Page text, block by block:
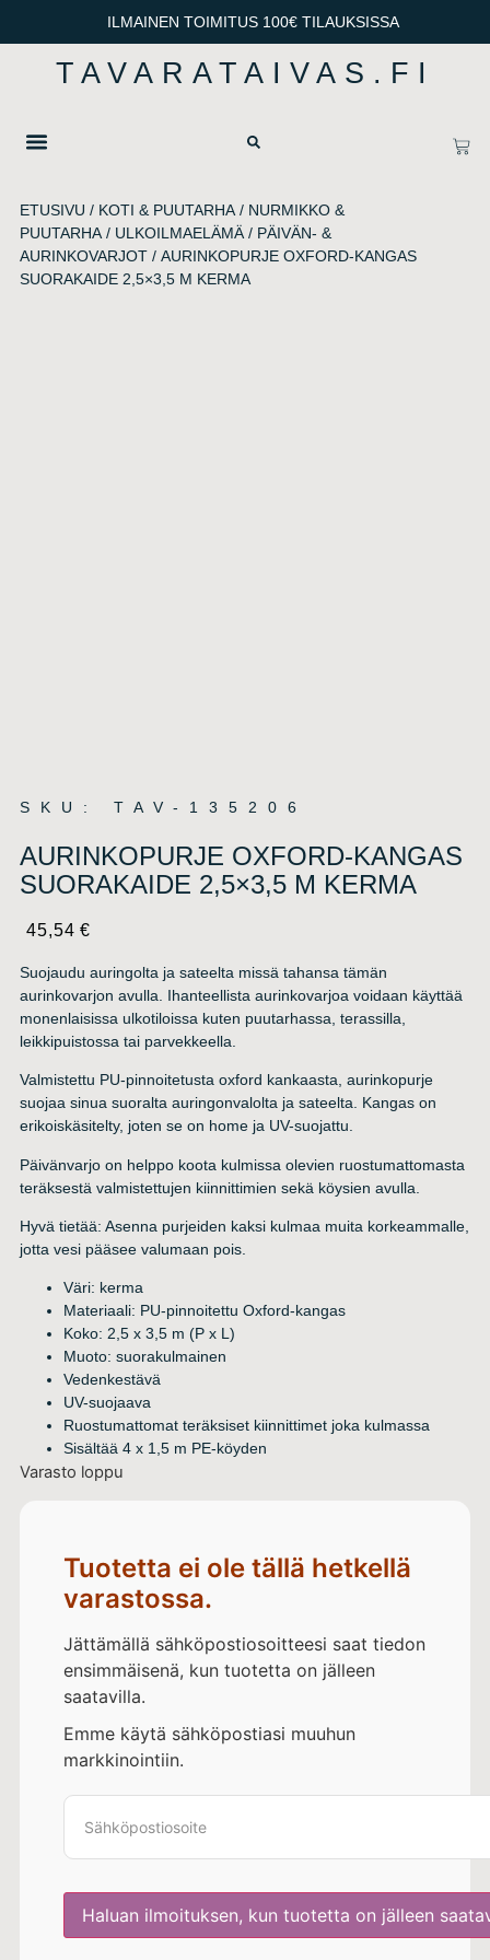
ILMAINEN TOIMITUS 100€ TILAUKSISSA
TAVARATAIVAS.FI
ETUSIVU / KOTI & PUUTARHA/ NURMIKKO &
PUUTARHA/ ULKOILMAELÄMÄ/ PÄIVÄN- &
AURINKOVARJOT/ AURINKOPURJE OXFORD-KANGAS
SUORAKAIDE 2,5×3,5 M KERMA
SKU: TAV-135206
AURINKOPURJE OXFORD-KANGAS
SUORAKAIDE 2,5×3,5 M KERMA
45,54€
Suojaudu auringolta ja sateelta missä tahansa tämän
aurinkovarjon avulla. Ihanteellista aurinkovarjoa voidaan käyttää
monenlaisissa ulkotiloissa kuten puutarhassa, terassilla,
leikkipuistossa tai parvekkeella.
Valmistettu PU-pinnoitetusta oxford kankaasta, aurinkopurje
suojaa sinua suoralta auringonvalolta ja sateelta. Kangas on
erikoiskäsitelty, joten se on home ja UV-suojattu.
Päivänvarjo on helppo koota kulmissa olevien ruostumattomasta
teräksestä valmistettujen kiinnittimien sekä köysien avulla.
Hyvä tietää: Asenna purjeiden kaksi kulmaa muita korkeammalle,
jotta vesi pääsee valumaan pois.
Väri: kerma
Materiaali: PU-pinnoitettu Oxford-kangas
Koko: 2,5 x 3,5 m (P x L)
Muoto: suorakulmainen
Vedenkestävä
UV-suojaava
Ruostumattomat teräksiset kiinnittimet joka kulmassa
Sisältää 4 x 1,5 m PE-köyden
Varasto loppu
Tuotetta ei ole tällä hetkellä
varastossa.
Jättämällä sähköpostiosoitteesi saat tiedon
ensimmäisenä, kun tuotetta on jälleen
saatavilla.
Emme käytä sähköpostiasi muuhun
markkinointiin.